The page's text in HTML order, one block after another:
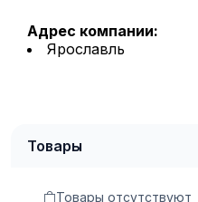
Адрес компании:
Ярославль
Товары
Товары отсутствуют